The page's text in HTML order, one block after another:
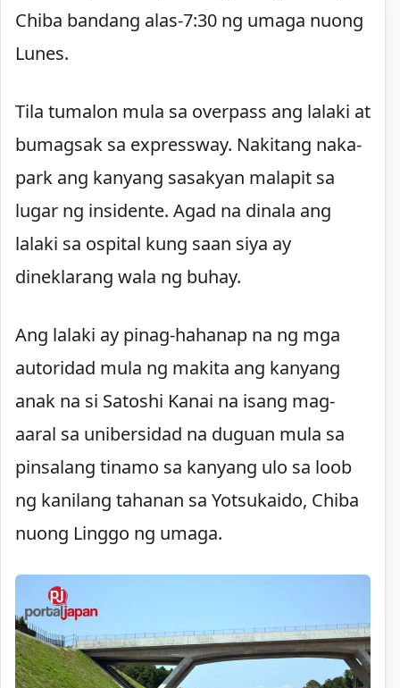
Chiba bandang alas-7:30 ng umaga nuong
Lunes.
Tila tumalon mula sa overpass ang lalaki at
bumagsak sa expressway. Nakitang naka-
park ang kanyang sasakyan malapit sa
lugar ng insidente. Agad na dinala ang
lalaki sa ospital kung saan siya ay
dineklarang wala ng buhay.
Ang lalaki ay pinag-hahanap na ng mga
autoridad mula ng makita ang kanyang
anak na si Satoshi Kanai na isang mag-
aaral sa unibersidad na duguan mula sa
pinsalang tinamo sa kanyang ulo sa loob
ng kanilang tahanan sa Yotsukaido, Chiba
nuong Linggo ng umaga.